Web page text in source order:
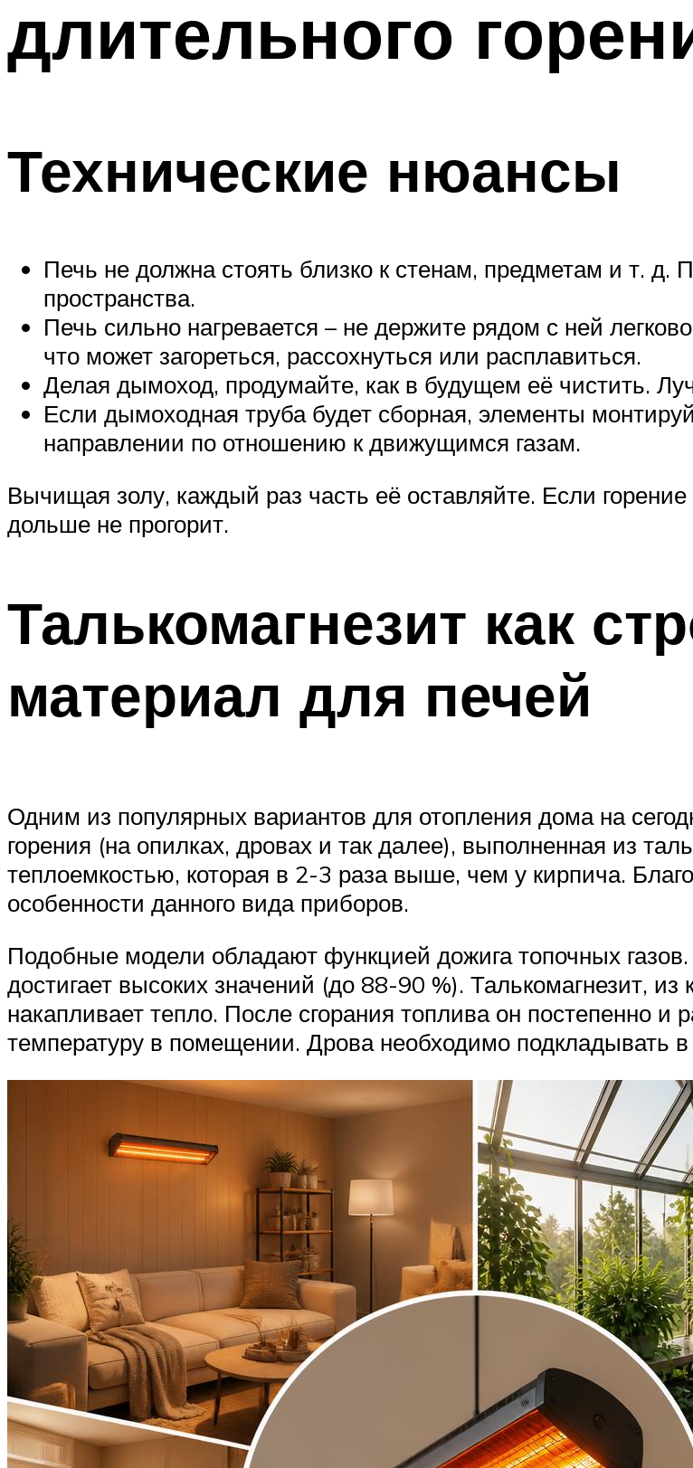
Меню
длительного
Технические нюансы
Печь не должна стоять близко к стенам, предметам и т. д.
пространства.
Печь сильно нагревается – не держите рядом с ней
что может загореться, рассохнуться или расплавиться.
Делая дымоход, продумайте, как в будущем её чистить.
Если дымоходная труба будет сборная, элементы
направлении по отношению к движущимся газам.
Вычищая золу, каждый раз часть её оставляйте. Если
дольше не прогорит.
Талькомагнезит как
материал для печей
Одним из популярных вариантов для отопления дома на
горения (на опилках, дровах и так далее), выполненная из
теплоемкостью, которая в 2-3 раза выше, чем у кирпича.
особенности данного вида приборов.
Подобные модели обладают функцией дожига топочных
достигает высоких значений (до 88-90 %). Талькомагнезит,
накапливает тепло. После сгорания топлива он постепенно
температуру в помещении. Дрова необходимо подкладывать